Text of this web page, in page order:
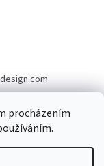
procházením